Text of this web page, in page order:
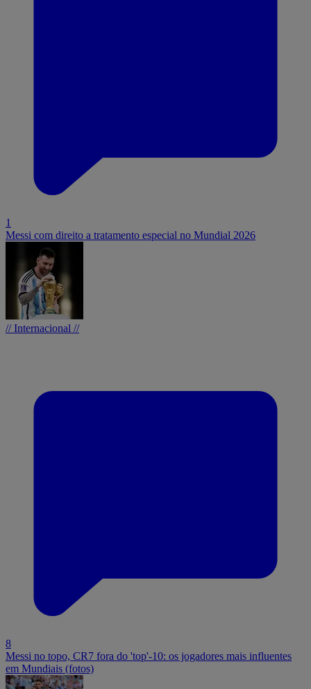
1
Messi com direito a tratamento especial no Mundial 2026
// Internacional //
8
Messi no topo, CR7 fora do 'top'-10: os jogadores mais influentes
em Mundiais (fotos)